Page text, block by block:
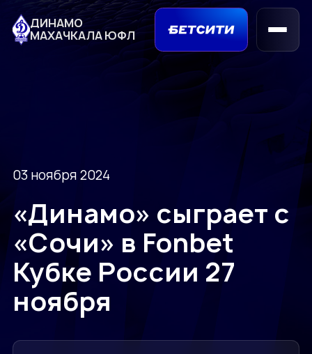
ДИНАМО
МАХАЧКАЛА ЮФЛ
03 ноября 2024
«Динамо» сыграет с
«Сочи» в Fonbet
Кубке России 27
ноября